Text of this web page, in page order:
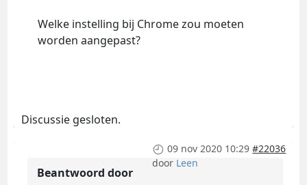
Welke instelling bij Chrome zou moeten
worden aangepast?
Discussie gesloten.
09 nov 2020 10:29 #22036
door Leen
Beantwoord door